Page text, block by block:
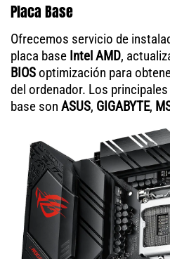
Placa Base
Ofrecemos servicio de
placa base Intel AMD,
BIOSoptimización para
del ordenador. Los
base son ASUS, GIGABYTE,